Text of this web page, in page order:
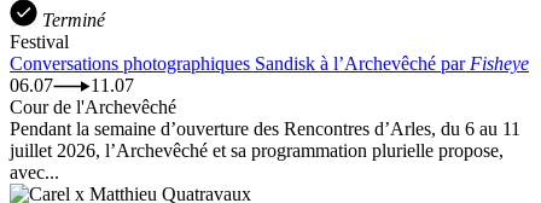
Terminé
Festival
Conversations photographiques Sandisk à l’Archevêché par Fisheye
06.07
11.07
Cour de l'Archevêché
Pendant la semaine d’ouverture des Rencontres d’Arles, du 6 au 11
juillet 2026, l’Archevêché et sa programmation plurielle propose,
avec...